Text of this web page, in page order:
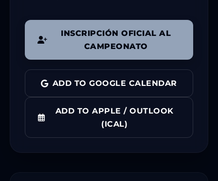
INSCRIPCIÓN OFICIAL AL
CAMPEONATO
ADD TO GOOGLE CALENDAR
ADD TO APPLE / OUTLOOK
(ICAL)